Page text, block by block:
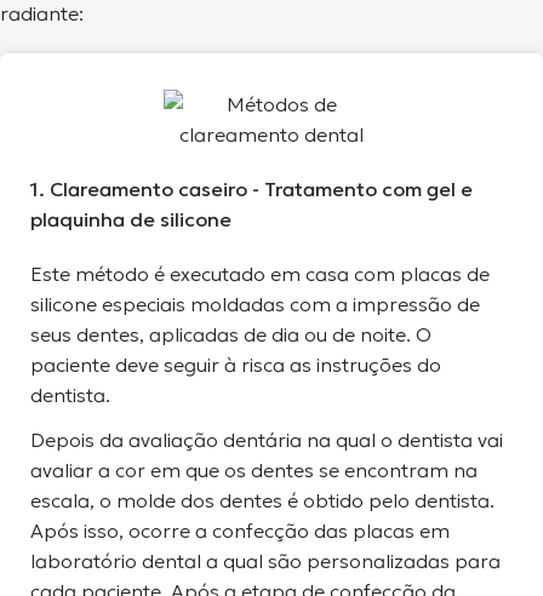
radiante:
1. Clareamento caseiro - Tratamento com gel e
plaquinha de silicone
Este método é executado em casa com placas de
silicone especiais moldadas com a impressão de
seus dentes, aplicadas de dia ou de noite. O
paciente deve seguir à risca as instruções do
dentista.
Depois da avaliação dentária na qual o dentista vai
avaliar a cor em que os dentes se encontram na
escala, o molde dos dentes é obtido pelo dentista.
Após isso, ocorre a confecção das placas em
laboratório dental a qual são personalizadas para
cada paciente. Após a etapa de confecção da